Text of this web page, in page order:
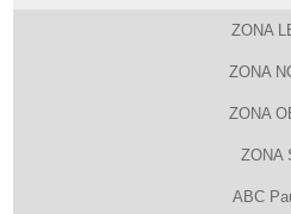
ZONA
ZONA
ZONA
ZONA
ABC